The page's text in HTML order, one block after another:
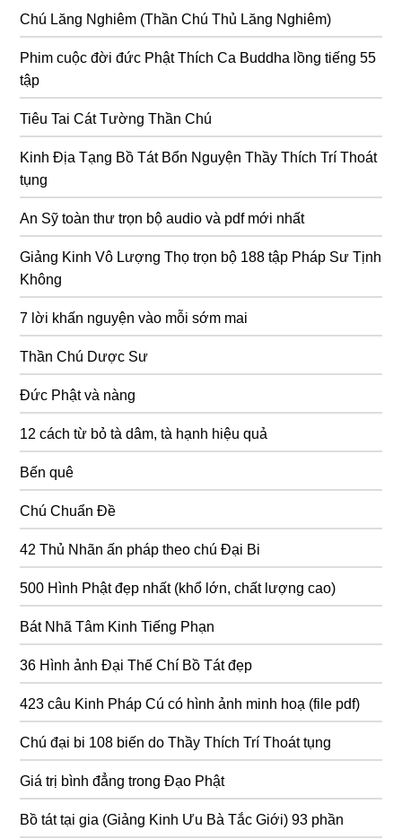
Chú Lăng Nghiêm (Thần Chú Thủ Lăng Nghiêm)
Phim cuộc đời đức Phật Thích Ca Buddha lồng tiếng 55
tập
Tiêu Tai Cát Tường Thần Chú
Kinh Địa Tạng Bồ Tát Bổn Nguyện Thầy Thích Trí Thoát
tụng
An Sỹ toàn thư trọn bộ audio và pdf mới nhất
Giảng Kinh Vô Lượng Thọ trọn bộ 188 tập Pháp Sư Tịnh
Không
7 lời khấn nguyện vào mỗi sớm mai
Thần Chú Dược Sư
Đức Phật và nàng
12 cách từ bỏ tà dâm, tà hạnh hiệu quả
Bến quê
Chú Chuẩn Đề
42 Thủ Nhãn ấn pháp theo chú Đại Bi
500 Hình Phật đẹp nhất (khổ lớn, chất lượng cao)
Bát Nhã Tâm Kinh Tiếng Phạn
36 Hình ảnh Đại Thế Chí Bồ Tát đẹp
423 câu Kinh Pháp Cú có hình ảnh minh hoạ (file pdf)
Chú đại bi 108 biến do Thầy Thích Trí Thoát tụng
Giá trị bình đẳng trong Đạo Phật
Bồ tát tại gia (Giảng Kinh Ưu Bà Tắc Giới) 93 phần